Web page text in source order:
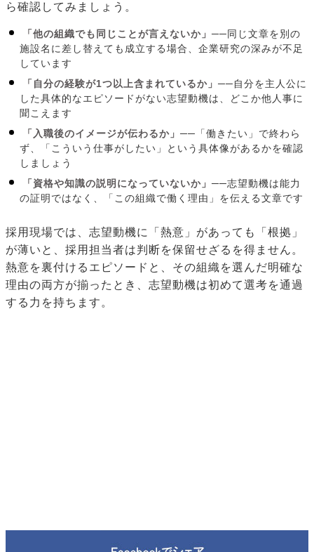
ら確認してみましょう。
「他の組織でも同じことが言えないか」──同じ文章を別の
施設名に差し替えても成立する場合、企業研究の深みが不足
しています
「自分の経験が1つ以上含まれているか」──自分を主人公に
した具体的なエピソードがない志望動機は、どこか他人事に
聞こえます
「入職後のイメージが伝わるか」──「働きたい」で終わら
ず、「こういう仕事がしたい」という具体像があるかを確認
しましょう
「資格や知識の説明になっていないか」──志望動機は能力
の証明ではなく、「この組織で働く理由」を伝える文章です
採用現場では、志望動機に「熱意」があっても「根拠」
が薄いと、採用担当者は判断を保留せざるを得ません。
熱意を裏付けるエピソードと、その組織を選んだ明確な
理由の両方が揃ったとき、志望動機は初めて選考を通過
する力を持ちます。